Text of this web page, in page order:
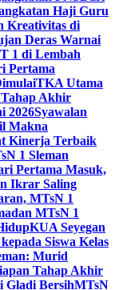
Haji Guru
Kreativitas di
Deras Warnai
1 di Lembah
Pertama
TKA Utama
Tahap Akhir
2026Syawalan
Makna
Kinerja Terbaik
1 Sleman
Pertama Masuk,
Ikrar Saling
MTsN 1
MTsN 1
KUA Seyegan
Siswa Kelas
Murid
Tahap Akhir
Gladi BersihMTsN